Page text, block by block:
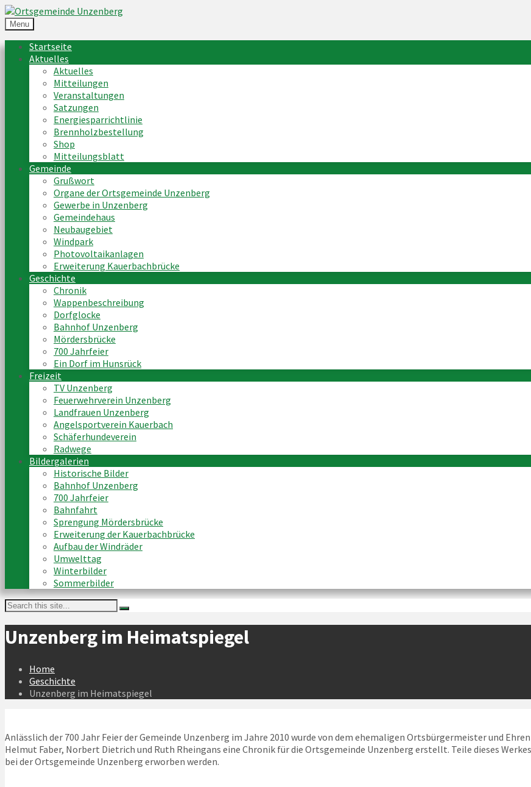
Menu
Startseite
Aktuelles
Aktuelles
Mitteilungen
Veranstaltungen
Satzungen
Energiesparrichtlinie
Brennholzbestellung
Shop
Mitteilungsblatt
Gemeinde
Grußwort
Organe der Ortsgemeinde Unzenberg
Gewerbe in Unzenberg
Gemeindehaus
Neubaugebiet
Windpark
Photovoltaikanlagen
Erweiterung Kauerbachbrücke
Geschichte
Chronik
Wappenbeschreibung
Dorfglocke
Bahnhof Unzenberg
Mördersbrücke
700 Jahrfeier
Ein Dorf im Hunsrück
Freizeit
TV Unzenberg
Feuerwehrverein Unzenberg
Landfrauen Unzenberg
Angelsportverein Kauerbach
Schäferhundeverein
Radwege
Bildergalerien
Historische Bilder
Bahnhof Unzenberg
700 Jahrfeier
Bahnfahrt
Sprengung Mördersbrücke
Erweiterung der Kauerbachbrücke
Aufbau der Windräder
Umwelttag
Winterbilder
Sommerbilder
Unzenberg im Heimatspiegel
Home
Geschichte
Unzenberg im Heimatspiegel
Anlässlich der 700 Jahr Feier der Gemeinde Unzenberg im Jahre 2010 wurde von dem ehemaligen Ortsbürgermeister und
Helmut Faber, Norbert Dietrich und Ruth Rheingans eine Chronik für die Ortsgemeinde Unzenberg erstellt. Teile dieses
bei der Ortsgemeinde Unzenberg erworben werden.